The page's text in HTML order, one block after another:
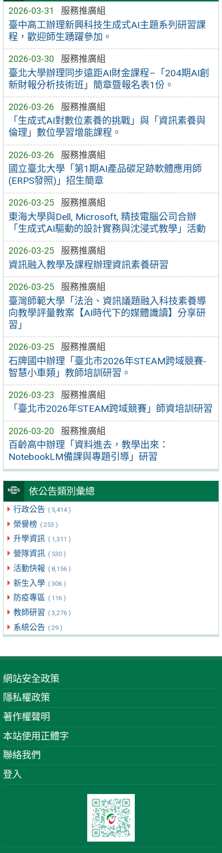
2026-03-31 服務推廣組
臺中高工辦理新興科技生成式AI主題系列研習課
程，歡迎師生踴躍參加。
2026-03-30 服務推廣組
臺北大學辦理同步遠距AI財金課程–「204期AI創
新財報分析技術班」簡章暨報名表1份。
2026-03-26 服務推廣組
「生成式AI對數位素養的挑戰」與「資訊素養與
倫理」數位學習增能課程。
2026-03-26 服務推廣組
國立臺北大學「第1期AI產品碳足跡軟體應用師
(ERPS發照)」招生簡章
2026-03-25 服務推廣組
東海大學與Dell, Microsoft, 精技電腦公司合辦
「生成式AI驅動的設計實務與沈浸式教學」活動
2026-03-25 服務推廣組
資訊融入教學及課程辦理資訊素養研習
2026-03-25 服務推廣組
臺灣師範大學「法治、資訊議題融入科技素養導
向教學評量教案【AI時代下的媒體識讀】分享研
習」
2026-03-25 服務推廣組
石牌國中辦理「臺北市2026年STEAM跨域競賽-
智慧小車類」教師培訓研習。
2026-03-23 服務推廣組
「臺北市2026年STEAM跨域競賽」師資培訓研習
2026-03-20 服務推廣組
百齡高中辦理「資料進去，教學出來：
NotebookLM備課與專題引導」研習
依公告類別彙總
行政公告 ( 5,414 )
榮譽榜 ( 253 )
升學資訊 ( 1,311 )
營隊資訊 ( 530 )
活動快報 ( 8,156 )
新生入學 ( 306 )
防疫專區 ( 116 )
教師研習 ( 3,276 )
系統公告 ( 29 )
網站安全政策
隱私權政策
著作權聲明
本站使用正體字
聯絡我們
登入